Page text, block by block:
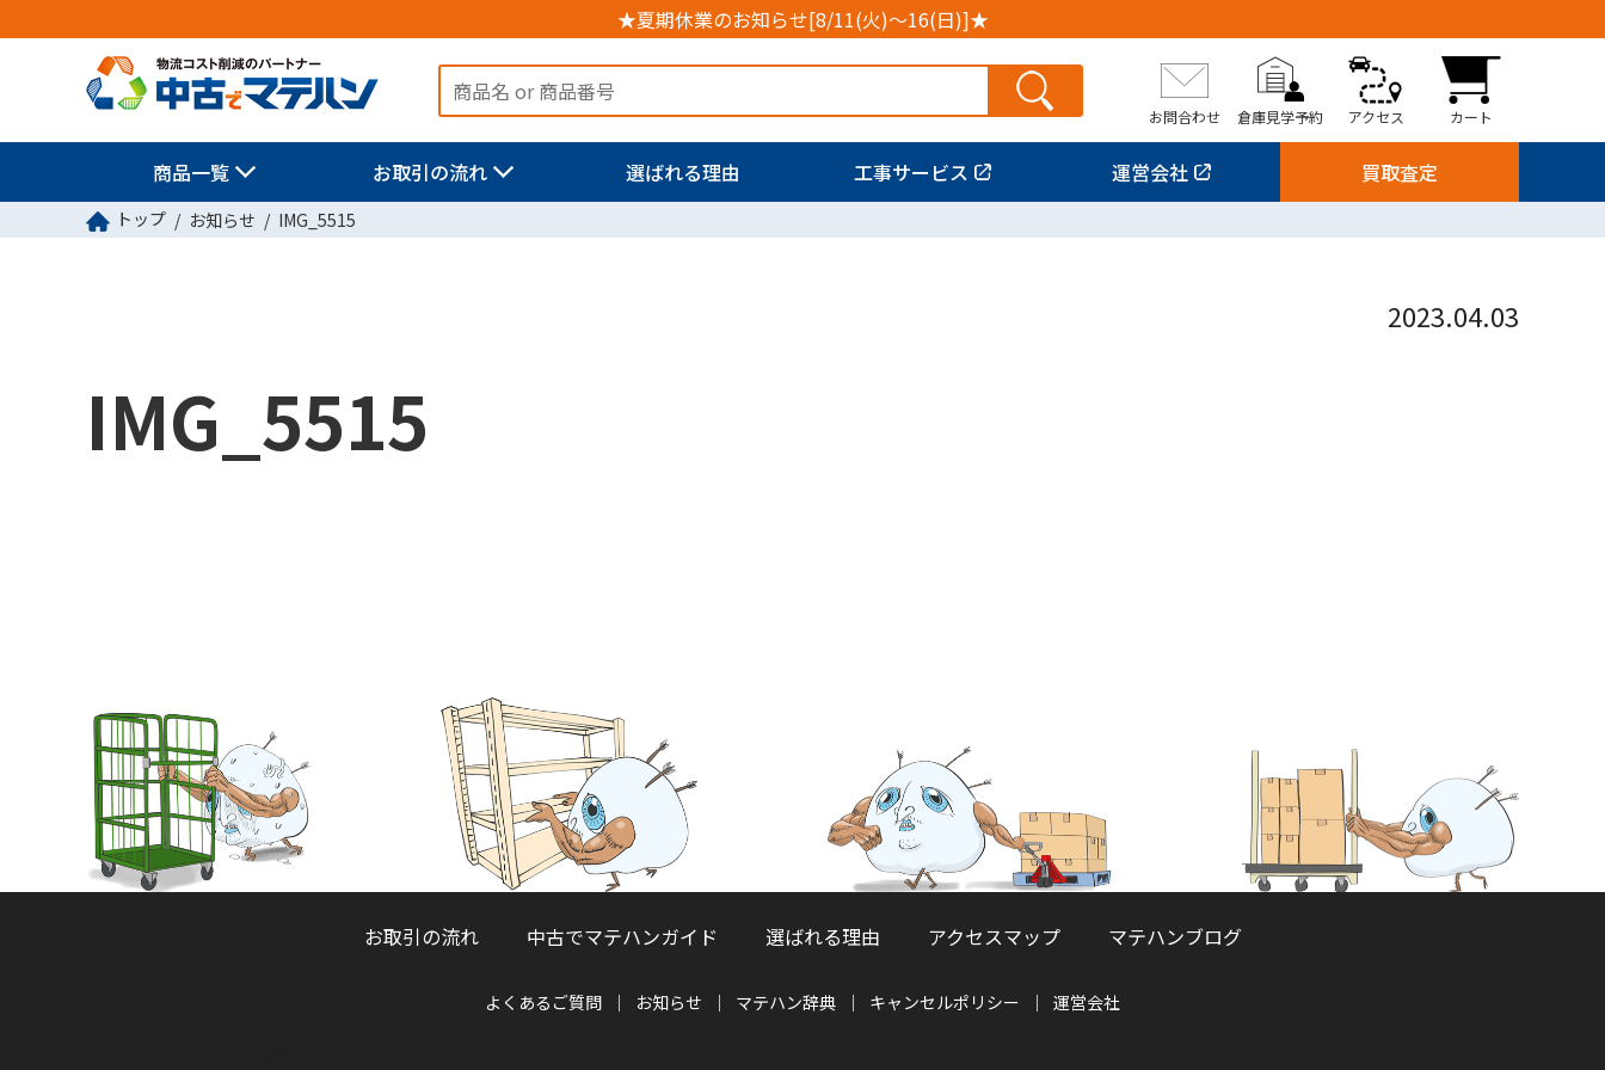
★夏期休業のお知らせ[8/11(火)～16(日)]★
お問合わせ 倉庫見学予約 アクセス カート
商品一覧 お取引の流れ 選ばれる理由 工事サービス 運営会社 買取査定
トップ お知らせ IMG_5515
2023.04.03
IMG_5515
お取引の流れ 中古でマテハンガイド 選ばれる理由 アクセスマップ マテハンブログ
よくあるご質問 お知らせ マテハン辞典 キャンセルポリシー 運営会社